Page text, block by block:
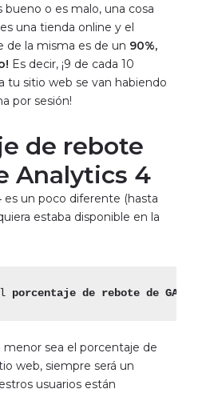
o es malo, una cosa
una tienda online y el
de la misma es de un 90%,
Es decir, ¡9 de cada 10
tu sitio web se van habiendo
por sesión!
de rebote
Analytics 4
es un poco diferente (hasta
estaba disponible en la
porcentaje de rebote de GA4
sea el porcentaje de
web, siempre será un
usuarios están